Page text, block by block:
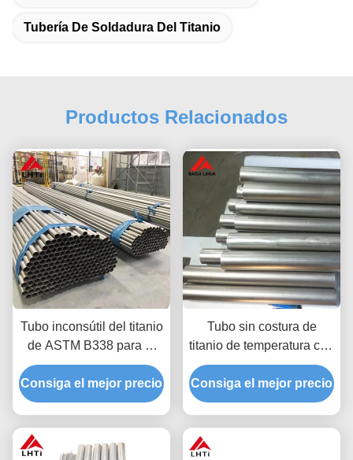
Tubería De Soldadura Del Titanio
Productos Relacionados
Tubo inconsútil del titanio
de ASTM B338 para el
condensador 19m m del
cambiador de calor
Consiga el mejor precio
Tubo sin costura de
titanio de temperatura con
excelente resistencia a la
corrosión GR1 GR2 GR3
GR4 GR5 GR7 GR9
Consiga el mejor precio